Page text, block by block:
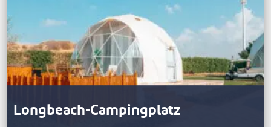
Longbeach-Campingplatz